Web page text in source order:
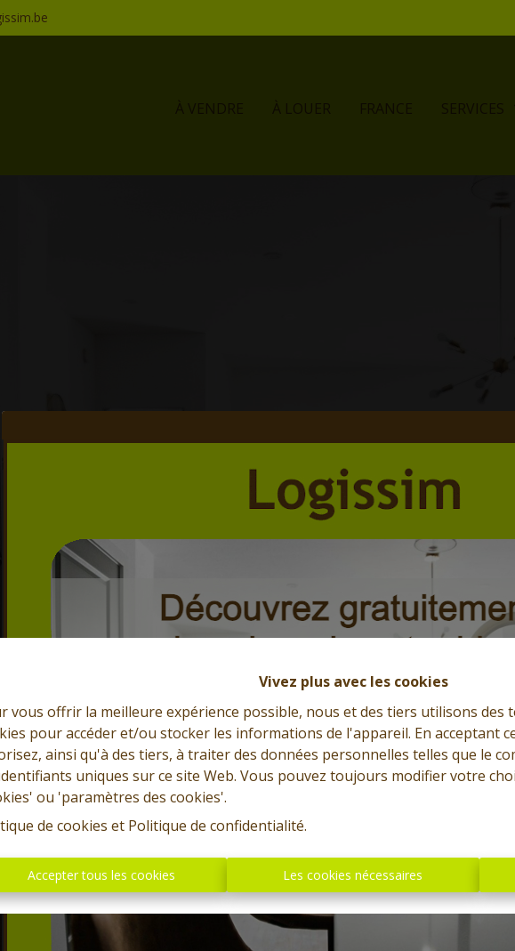
Vivez plus avec les cookies
vous offrir la meilleure expérience possible, nous et des tiers utilisons des
pour accéder et/ou stocker les informations de l'appareil. En acceptant
ainsi qu'à des tiers, à traiter des données personnelles telles que le
uniques sur ce site Web. Vous pouvez toujours modifier votre
ou 'paramètres des cookies'.
de cookies et Politique de confidentialité.
Accepter tous les cookies Les cookies nécessaires
À VENDRE À LOUER FRANCE SERVICES
Et l'immobilier s'exprime